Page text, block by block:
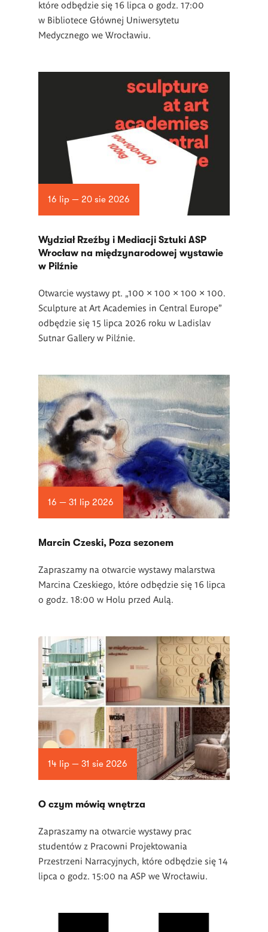
które odbędzie się 16 lipca o godz. 17:00
w Bibliotece Głównej Uniwersytetu
Medycznego we Wrocławiu.
16 lip — 20 sie 2026
Wydział Rzeźby i Mediacji Sztuki ASP
Wrocław na międzynarodowej wystawie
w Pilźnie
Otwarcie wystawy pt. „100 × 100 × 100 × 100.
Sculpture at Art Academies in Central Europe”
odbędzie się 15 lipca 2026 roku w Ladislav
Sutnar Gallery w Pilźnie.
16 — 31 lip 2026
Marcin Czeski, Poza sezonem
Zapraszamy na otwarcie wystawy malarstwa
Marcina Czeskiego, które odbędzie się 16 lipca
o godz. 18:00 w Holu przed Aulą.
14 lip — 31 sie 2026
O czym mówią wnętrza
Zapraszamy na otwarcie wystawy prac
studentów z Pracowni Projektowania
Przestrzeni Narracyjnych, które odbędzie się 14
lipca o godz. 15:00 na ASP we Wrocławiu.